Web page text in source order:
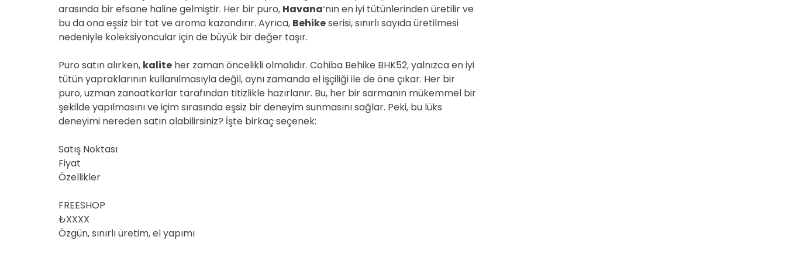
arasında bir efsane haline gelmiştir. Her bir puro, Havana‘nın en iyi tütünlerinden üretilir ve
bu da ona eşsiz bir tat ve aroma kazandırır. Ayrıca, Behikeserisi, sınırlı sayıda üretilmesi
nedeniyle koleksiyoncular için de büyük bir değer taşır.
Puro satın alırken, kalite her zaman öncelikli olmalıdır. Cohiba Behike BHK52, yalnızca en iyi
tütün yapraklarının kullanılmasıyla değil, aynı zamanda el işçiliği ile de öne çıkar. Her bir
puro, uzman zanaatkarlar tarafından titizlikle hazırlanır. Bu, her bir sarmanın mükemmel bir
şekilde yapılmasını ve içim sırasında eşsiz bir deneyim sunmasını sağlar. Peki, bu lüks
deneyimi nereden satın alabilirsiniz? İşte birkaç seçenek:
Satış Noktası
Fiyat
Özellikler
FREESHOP
₺XXXX
Özgün, sınırlı üretim, el yapımı